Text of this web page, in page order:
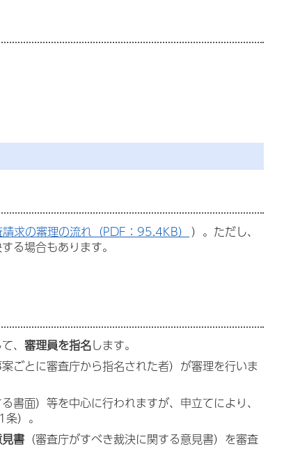
求の審理の流れ（PDF：95.4KB） ）。ただし、
る場合もあります。
、審理員を指名します。
ごとに審査庁から指名された者）が審理を行いま
書面）等を中心に行われますが、申立てにより、
）。
書 （審査庁がすべき裁決に関する意見書）を審査